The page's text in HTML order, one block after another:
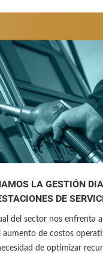
LA GESTIÓN
DE
del sector nos enfrenta
aumento de costos
de optimizar